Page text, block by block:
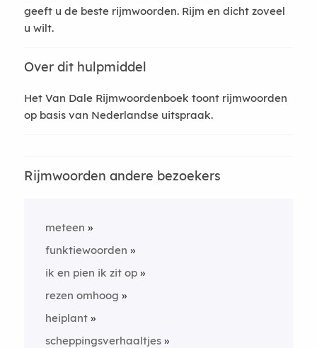
geeft u de beste rijmwoorden. Rijm en dicht zoveel
u wilt.
Over dit hulpmiddel
Het Van Dale Rijmwoordenboek toont rijmwoorden
op basis van Nederlandse uitspraak.
Rijmwoorden andere bezoekers
meteen
funktiewoorden
ik en pien ik zit op
rezen omhoog
heiplant
scheppingsverhaaltjes